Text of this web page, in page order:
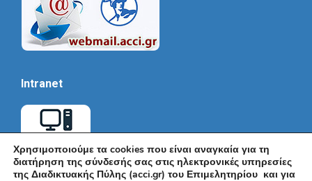
Intranet
Χρησιμοποιούμε τα cookies που είναι αναγκαία για τη
διατήρηση της σύνδεσής σας στις ηλεκτρονικές υπηρεσίες
της Διαδικτυακής Πύλης (acci.gr) του Επιμελητηρίου και για